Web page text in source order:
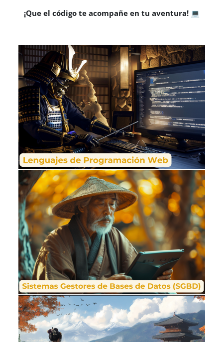
¡Que el código te acompañe en tu aventura!💻